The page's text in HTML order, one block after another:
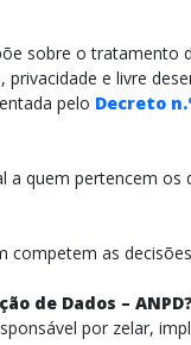
sobre o
e livre
pelo Decreto
a quem pertencem
competem as
de Dados – ANPD?
por zelar,